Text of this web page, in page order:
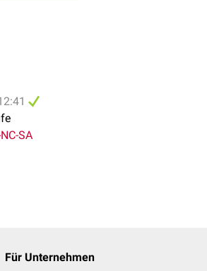
SA
Für Unternehmen